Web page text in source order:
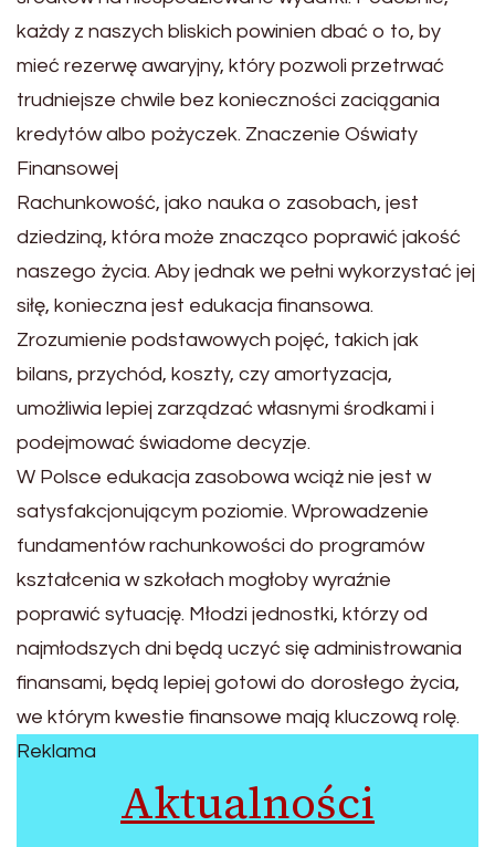
każdy z naszych bliskich powinien dbać o to, by
mieć rezerwę awaryjny, który pozwoli przetrwać
trudniejsze chwile bez konieczności zaciągania
kredytów albo pożyczek. Znaczenie Oświaty
Finansowej
Rachunkowość, jako nauka o zasobach, jest
dziedziną, która może znacząco poprawić jakość
naszego życia. Aby jednak we pełni wykorzystać jej
siłę, konieczna jest edukacja finansowa.
Zrozumienie podstawowych pojęć, takich jak
bilans, przychód, koszty, czy amortyzacja,
umożliwia lepiej zarządzać własnymi środkami i
podejmować świadome decyzje.
W Polsce edukacja zasobowa wciąż nie jest w
satysfakcjonującym poziomie. Wprowadzenie
fundamentów rachunkowości do programów
kształcenia w szkołach mogłoby wyraźnie
poprawić sytuację. Młodzi jednostki, którzy od
najmłodszych dni będą uczyć się administrowania
finansami, będą lepiej gotowi do dorosłego życia,
we którym kwestie finansowe mają kluczową rolę.
Reklama
Aktualności